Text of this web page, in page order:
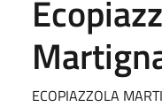
ECOPIAZZOLA